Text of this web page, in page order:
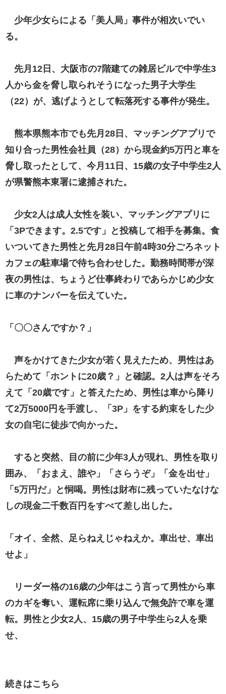
少年少女らによる「美人局」事件が相次いでい
る。
先月12日、大阪市の7階建ての雑居ビルで中学生3
人から金を脅し取られそうになった男子大学生
（22）が、逃げようとして転落死する事件が発生。
熊本県熊本市でも先月28日、マッチングアプリで
知り合った男性会社員（28）から現金約5万円と車を
脅し取ったとして、今月11日、15歳の女子中学生2人
が県警熊本東署に逮捕された。
少女2人は成人女性を装い、マッチングアプリに
「3Pできます。2.5です」と投稿して相手を募集。食
いついてきた男性と先月28日午前4時30分ごろネット
カフェの駐車場で待ち合わせした。勤務時間帯が深
夜の男性は、ちょうど仕事終わりであらかじめ少女
に車のナンバーを伝えていた。
「〇〇さんですか？」
声をかけてきた少女が若く見えたため、男性はあ
らためて「ホントに20歳？」と確認。2人は声をそろ
えて「20歳です」と答えたため、男性は車から降り
て2万5000円を手渡し、「3P」をする約束をした少
女の自宅に徒歩で向かった。
すると突然、目の前に少年3人が現れ、男性を取り
囲み、「おまえ、誰や」「さらうぞ」「金を出せ」
「5万円だ」と恫喝。男性は財布に残っていたなけな
しの現金二千数百円をすべて差し出した。
「オイ、全然、足らねえじゃねえか。車出せ、車出
せよ」
リーダー格の16歳の少年はこう言って男性から車
のカギを奪い、運転席に乗り込んで無免許で車を運
転。男性と少女2人、15歳の男子中学生ら2人を乗
せ、
続きはこちら